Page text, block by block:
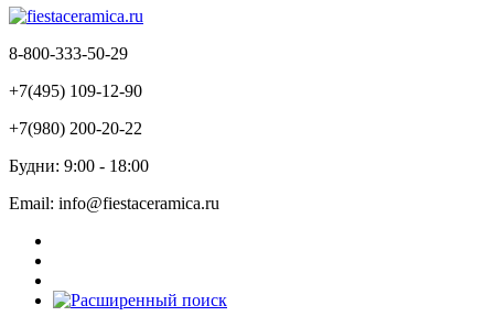
8-800-333-50-29
+7(495) 109-12-90
+7(980) 200-20-22
Будни: 9:00 - 18:00
Email: info@fiestaceramica.ru